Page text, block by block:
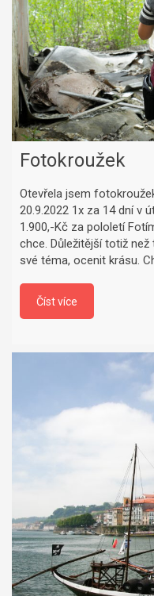
Fotokroužek
Otevřela jsem
20.9.2022 1x za 14 dní v
1.900,-Kč za pololetí
chce. Důležitější totiž
své téma, ocenit krásu.
Číst více